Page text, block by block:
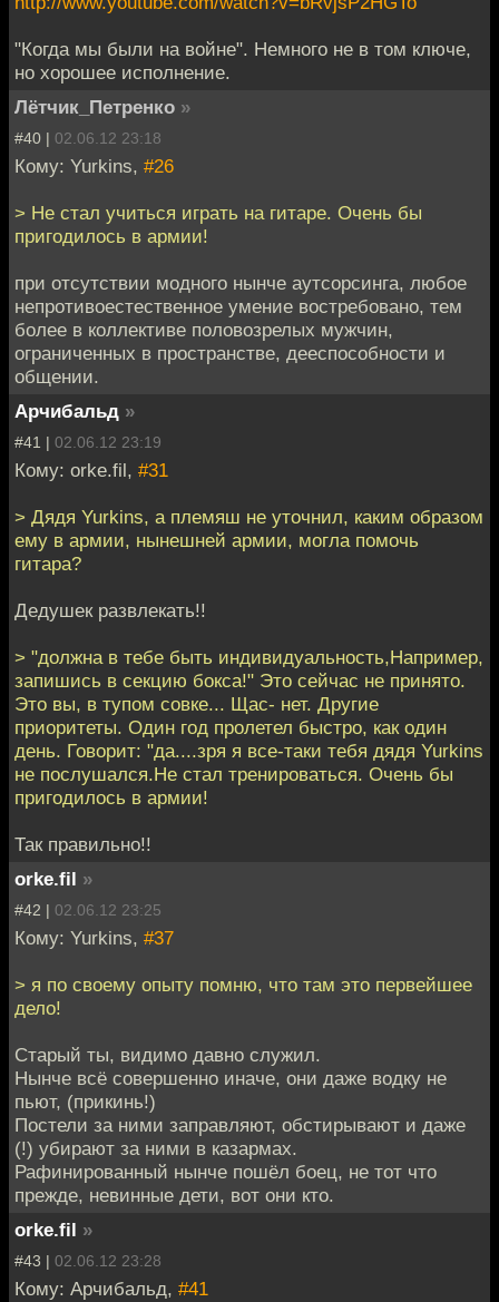
"Когда мы были на войне". Немного не в том ключе,
но хорошее исполнение.
Лётчик_Петренко »
#40 | 02.06.12 23:18
Кому: Yurkins, #26
> Не стал учиться играть на гитаре. Очень бы
пригодилось в армии!
при отсутствии модного нынче аутсорсинга, любое
непротивоестественное умение востребовано, тем
более в коллективе половозрелых мужчин,
ограниченных в пространстве, дееспособности и
общении.
Арчибальд »
#41 | 02.06.12 23:19
Кому: orke.fil, #31
> Дядя Yurkins, а племяш не уточнил, каким образом
ему в армии, нынешней армии, могла помочь
гитара?
Дедушек развлекать!!
> "должна в тебе быть индивидуальность,Например,
запишись в секцию бокса!" Это сейчас не принято.
Это вы, в тупом совке... Щас- нет. Другие
приоритеты. Один год пролетел быстро, как один
день. Говорит: "да....зря я все-таки тебя дядя Yurkins
не послушался.Не стал тренироваться. Очень бы
пригодилось в армии!
Так правильно!!
orke.fil »
#42 | 02.06.12 23:25
Кому: Yurkins, #37
> я по своему опыту помню, что там это первейшее
дело!
Старый ты, видимо давно служил.
Нынче всё совершенно иначе, они даже водку не
пьют, (прикинь!)
Постели за ними заправляют, обстирывают и даже
(!) убирают за ними в казармах.
Рафинированный нынче пошёл боец, не тот что
прежде, невинные дети, вот они кто.
orke.fil »
#43 | 02.06.12 23:28
Кому: Арчибальд, #41